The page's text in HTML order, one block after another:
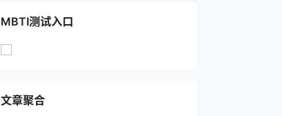
MBTI测试入口
文章聚合